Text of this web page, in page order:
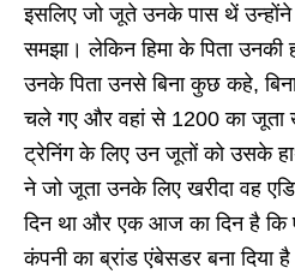
इसलिए जो जूते उनके पास थें
समझा। लेकिन हिमा के पिता
उनके पिता उनसे बिना कुछ कहे,
चले गए और वहां से 1200 का जूता
ट्रेनिंग के लिए उन जूतों को उसके
ने जो जूता उनके लिए खरीदा वह
दिन था और एक आज का दिन है कि
कंपनी का ब्रांड एंबेसडर बना दिया